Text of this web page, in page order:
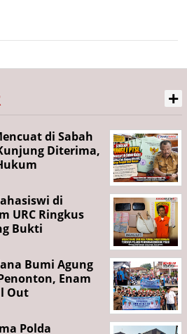
+
di Sabah
Diterima,
di
URC Ringkus
Bukti
Bumi Agung
Enam
Out
Polda